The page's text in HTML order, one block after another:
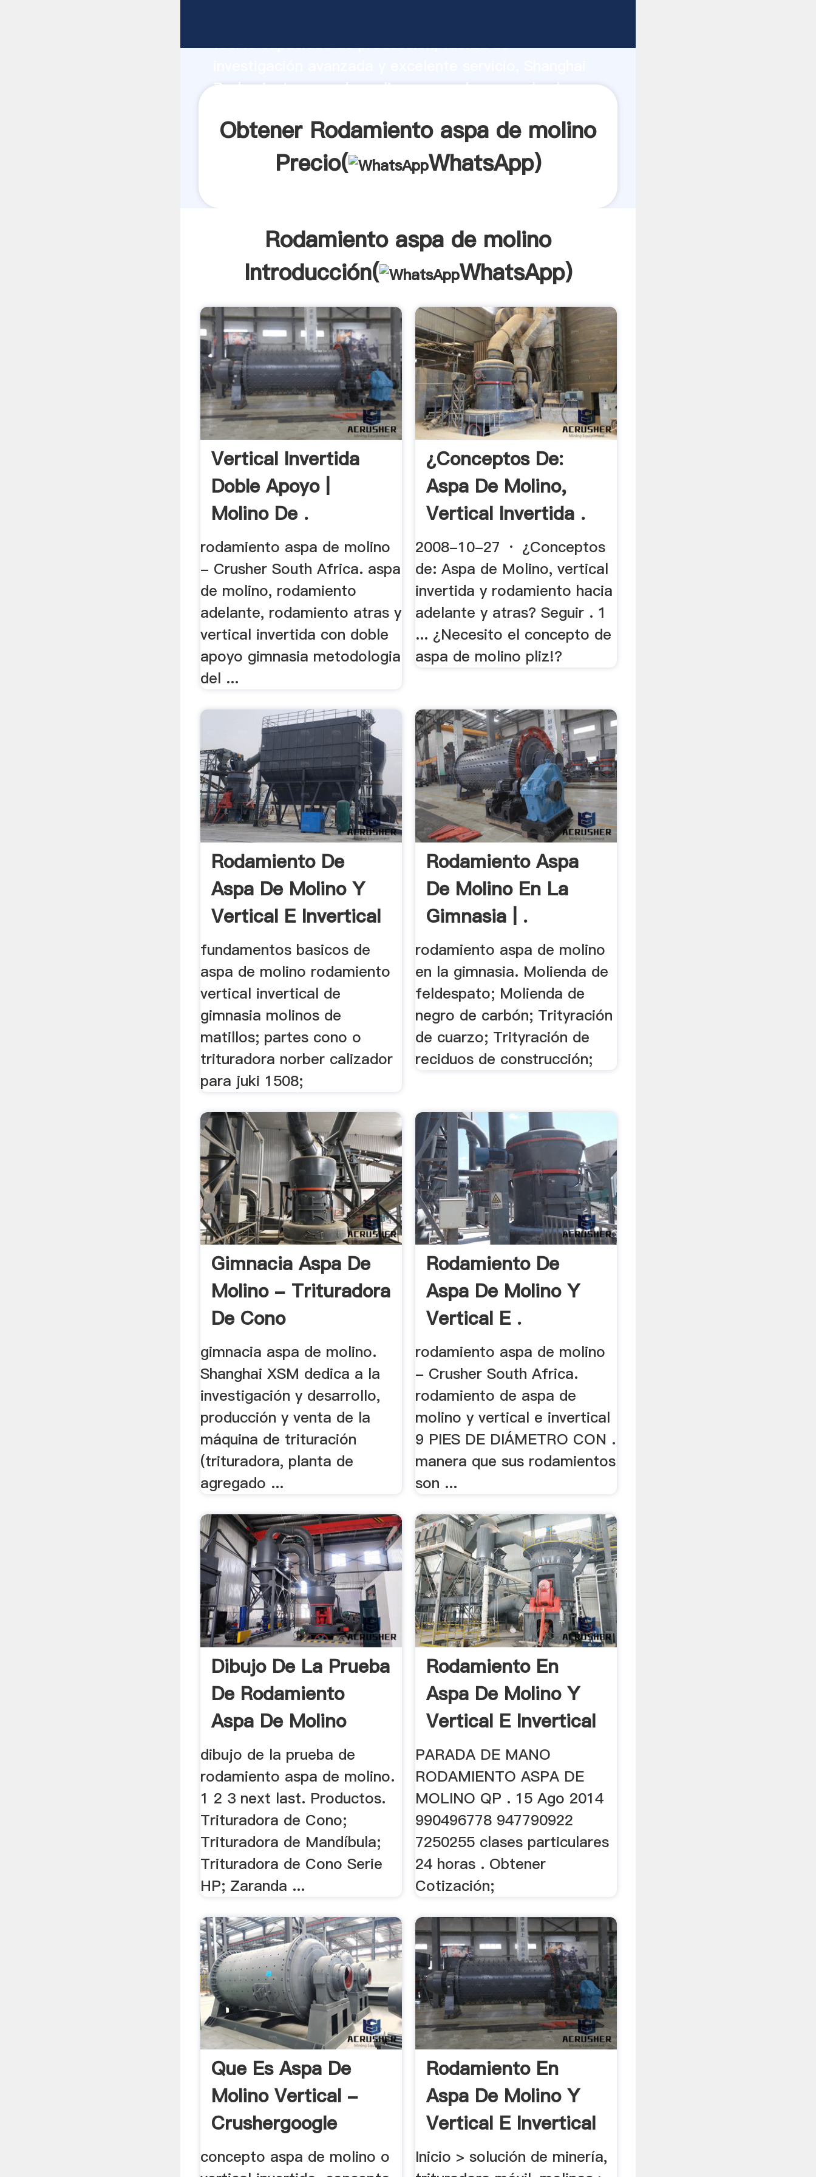
fuerte capacidad de producción, fuerza de
Rodamiento aspa de molino proveedor crea el valor y
Obtener Rodamiento aspa de molino
Precio(
WhatsApp)
Rodamiento aspa de molino
Introducción(
WhatsApp)
Vertical Invertida
Doble Apoyo |
Molino De .
rodamiento aspa de molino
- Crusher South Africa. aspa
de molino, rodamiento
adelante, rodamiento atras y
vertical invertida con doble
apoyo gimnasia metodologia
del ...
¿Conceptos De:
Aspa De Molino,
Vertical Invertida .
2008-10-27 · ¿Conceptos
de: Aspa de Molino, vertical
invertida y rodamiento hacia
adelante y atras? Seguir . 1
... ¿Necesito el concepto de
aspa de molino pliz!?
Rodamiento De
Aspa De Molino Y
Vertical E Invertical
fundamentos basicos de
aspa de molino rodamiento
vertical invertical de
gimnasia molinos de
matillos; partes cono o
trituradora norber calizador
para juki 1508;
Rodamiento Aspa
De Molino En La
Gimnasia | .
rodamiento aspa de molino
en la gimnasia. Molienda de
feldespato; Molienda de
negro de carbón; Trityración
de cuarzo; Trityración de
reciduos de construcción;
Gimnacia Aspa De
Molino - Trituradora
De Cono
gimnacia aspa de molino.
Shanghai XSM dedica a la
investigación y desarrollo,
producción y venta de la
máquina de trituración
(trituradora, planta de
agregado ...
Rodamiento De
Aspa De Molino Y
Vertical E .
rodamiento aspa de molino
- Crusher South Africa.
rodamiento de aspa de
molino y vertical e invertical
9 PIES DE DIÁMETRO CON .
manera que sus rodamientos
son ...
Dibujo De La Prueba
De Rodamiento
Aspa De Molino
dibujo de la prueba de
rodamiento aspa de molino.
1 2 3 next last. Productos.
Trituradora de Cono;
Trituradora de Mandíbula;
Trituradora de Cono Serie
HP; Zaranda ...
Rodamiento En
Aspa De Molino Y
Vertical E Invertical
PARADA DE MANO
RODAMIENTO ASPA DE
MOLINO QP . 15 Ago 2014
990496778 947790922
7250255 clases particulares
24 horas . Obtener
Cotización;
Que Es Aspa De
Molino Vertical -
Crushergoogle
concepto aspa de molino o
Rodamiento En
Aspa De Molino Y
Vertical E Invertical
Inicio > solución de minería,